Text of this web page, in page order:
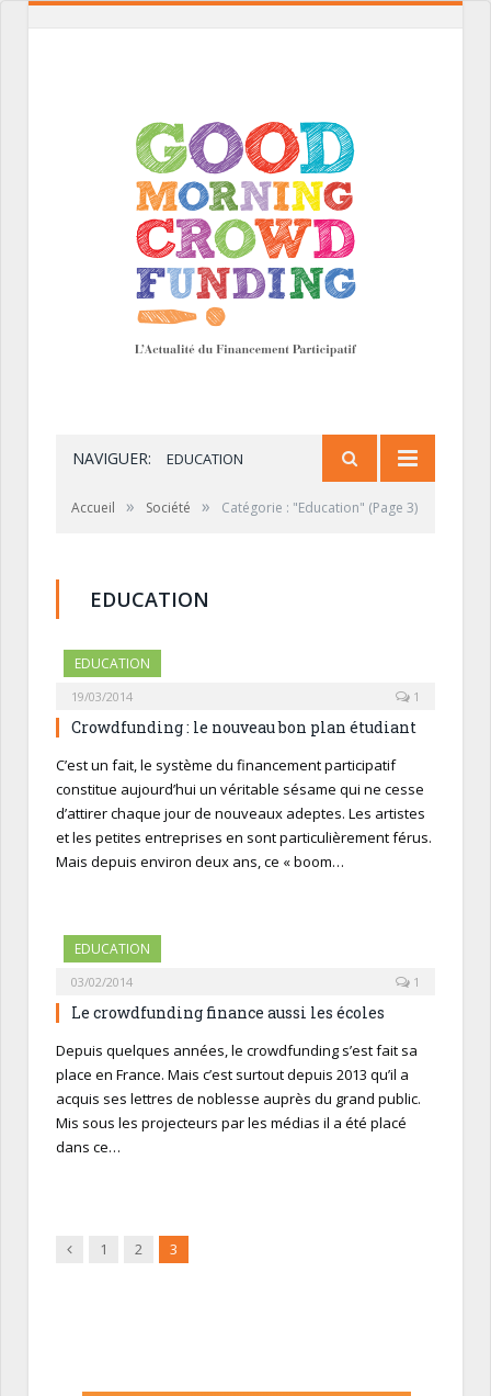
NAVIGUER: EDUCATION
Accueil » Société » Catégorie : "Education" (Page 3)
EDUCATION
EDUCATION
19/03/2014 1
Crowdfunding : le nouveau bon plan étudiant
C’est un fait, le système du financement participatif
constitue aujourd’hui un véritable sésame qui ne cesse
d’attirer chaque jour de nouveaux adeptes. Les artistes
et les petites entreprises en sont particulièrement férus.
Mais depuis environ deux ans, ce « boom…
EDUCATION
03/02/2014 1
Le crowdfunding finance aussi les écoles
Depuis quelques années, le crowdfunding s’est fait sa
place en France. Mais c’est surtout depuis 2013 qu’il a
acquis ses lettres de noblesse auprès du grand public.
Mis sous les projecteurs par les médias il a été placé
dans ce…
Précédent
1 2 3